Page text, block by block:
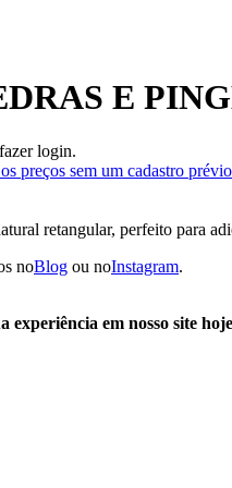
E
login.
preços sem um cadastro
retangular, perfeito para
noBlog ou noInstagram.
experiência em nosso site